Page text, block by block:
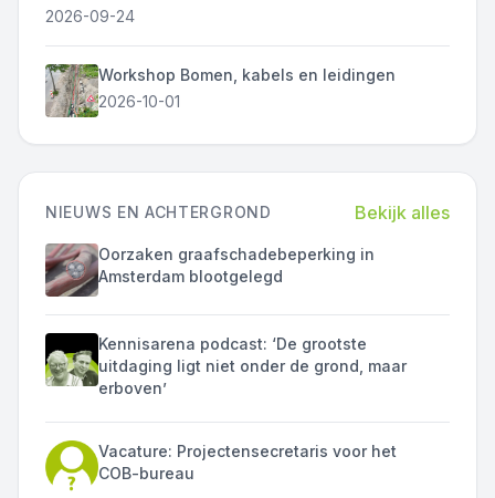
2026-09-24
Workshop Bomen, kabels en leidingen
2026-10-01
NIEUWS EN ACHTERGROND Bekijk alles
Oorzaken graafschadebeperking in
Amsterdam blootgelegd
Kennisarena podcast: ‘De grootste
uitdaging ligt niet onder de grond, maar
erboven’
Vacature: Projectensecretaris voor het
COB-bureau